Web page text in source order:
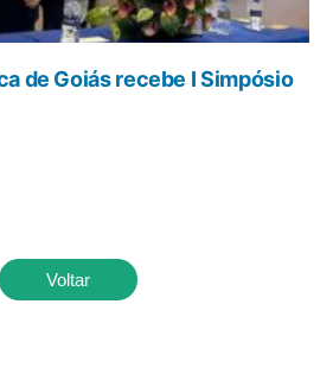
de Goiás recebe I Simpósio
Voltar